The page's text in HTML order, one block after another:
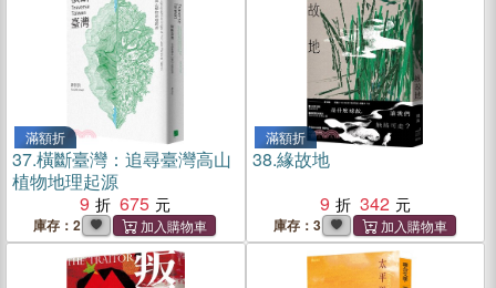
滿額折
37.橫斷臺灣：追尋臺灣高山
植物地理起源
9
675
庫存：2
滿額折
38.緣故地
9
342
庫存：3